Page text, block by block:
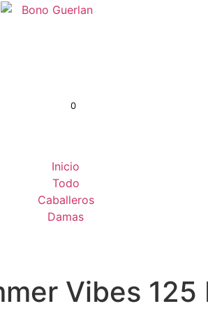
0
Inicio
Todo
Caballeros
Damas
Vibes 125